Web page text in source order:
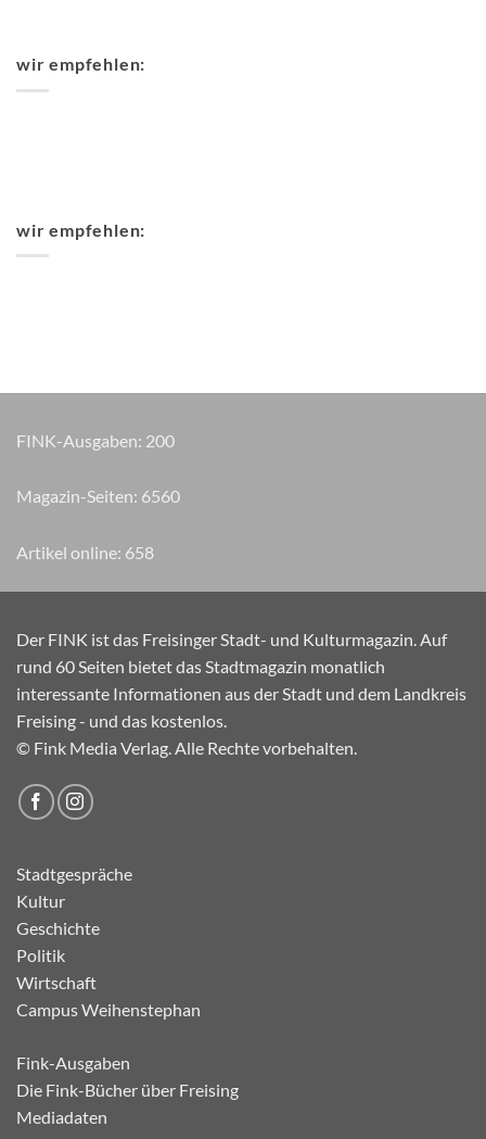
wir empfehlen:
wir empfehlen:
FINK-Ausgaben: 200
Magazin-Seiten: 7625
Artikel online: 658
Der FINK ist das Freisinger Stadt- und Kulturmagazin. Auf
rund 60 Seiten bietet das Stadtmagazin monatlich
interessante Informationen aus der Stadt und dem Landkreis
Freising - und das kostenlos.
© Fink Media Verlag. Alle Rechte vorbehalten.
Stadtgespräche
Kultur
Geschichte
Politik
Wirtschaft
Campus Weihenstephan
Fink-Ausgaben
Die Fink-Bücher über Freising
Mediadaten